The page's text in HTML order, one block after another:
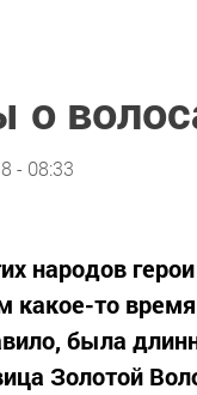
- 08:33
народов
какое-то
была
Золотой